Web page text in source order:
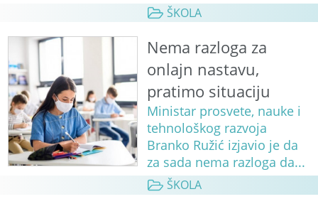
ŠKOLA
Nema razloga za
onlajn nastavu,
pratimo situaciju
Ministar prosvete, nauke i
tehnološkog razvoja
Branko Ružić izjavio je da
za sada nema razloga da...
ŠKOLA